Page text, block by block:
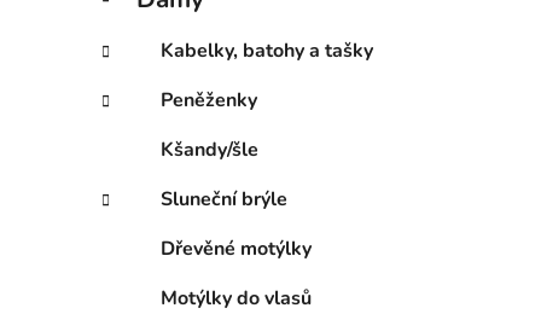
p
a
e
e
o
i
Kabelky, batohy a tašky
Peněženky
Kšandy/šle
Sluneční brýle
Dřevěné motýlky
Motýlky do vlasů